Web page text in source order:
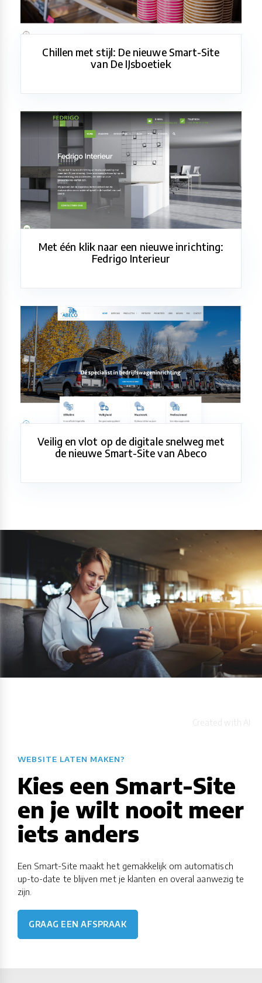
Chillen met stijl: De nieuwe Smart-Site
van De IJsboetiek
Met één klik naar een nieuwe inrichting:
Fedrigo Interieur
Veilig en vlot op de digitale snelweg met
de nieuwe Smart-Site van Abeco
WEBSITE LATEN MAKEN?
Kies een Smart-Site
en je wilt nooit meer
iets anders
Een Smart-Site maakt het gemakkelijk om automatisch
up-to-date te blijven met je klanten en overal aanwezig te
zijn.
GRAAG EEN AFSPRAAK